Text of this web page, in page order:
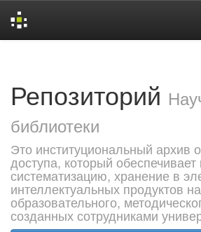
Репозиторий
библиотеки
Это институциональный архив
доступа, который
систематизацию, хранение в
интеллектуальных продуктов
образовательного,
созданных сотрудниками